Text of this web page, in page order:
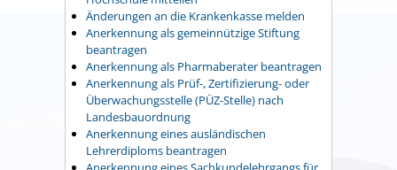
Änderungen an die Krankenkasse melden
Anerkennung als gemeinnützige Stiftung
beantragen
Anerkennung als Pharmaberater beantragen
Anerkennung als Prüf-, Zertifizierung- oder
Überwachungsstelle (PÜZ-Stelle) nach
Landesbauordnung
Anerkennung eines ausländischen
Lehrerdiploms beantragen